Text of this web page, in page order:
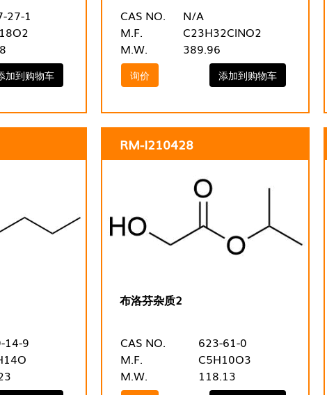
27-1
加到购物车
CAS NO.
N/A
M.F.
C23H32ClNO2
M.W.
389.96
询价 添加到购物车
14-9
RM-I210428
布洛芬杂质2
CAS NO.
623-61-0
M.F.
C5H10O3
M.W.
118.13